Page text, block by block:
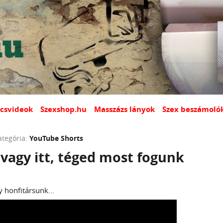
Szexshop.hu Masszázs lányok Szex
YouTube Shorts
itt, téged most fogunk
honfitársunk...